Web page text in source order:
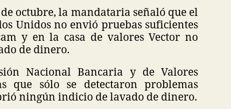
octubre, la mandataria señaló que el
Unidos no envió pruebas suficientes
y en la casa de valores Vector no
de dinero.
Nacional Bancaria y de Valores
que sólo se detectaron problemas
ningún indicio de lavado de dinero.